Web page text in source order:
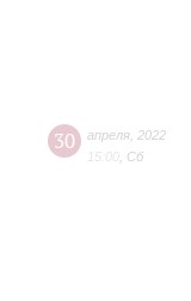
30 апреля 2022
15:00 Сб